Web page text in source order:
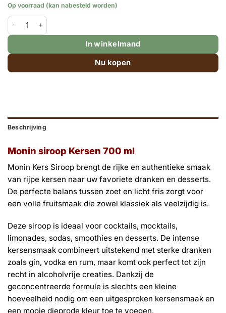
Op voorraad (kan nabesteld worden)
Monin siroop - Cherry (kersen) - grote fles 700ml aantal
In winkelmand
Nu kopen
Beschrijving
Monin siroop Kersen 700 ml
Monin Kers Siroop brengt de rijke en authentieke smaak
van rijpe kersen naar uw favoriete dranken en desserts.
De perfecte balans tussen zoet en licht fris zorgt voor
een volle fruitsmaak die zowel klassiek als veelzijdig is.
Deze siroop is ideaal voor cocktails, mocktails,
limonades, sodas, smoothies en desserts. De intense
kersensmaak combineert uitstekend met sterke dranken
zoals gin, vodka en rum, maar komt ook perfect tot zijn
recht in alcoholvrije creaties. Dankzij de
geconcentreerde formule is slechts een kleine
hoeveelheid nodig om een uitgesproken kersensmaak en
een mooie dieprode kleur toe te voegen.